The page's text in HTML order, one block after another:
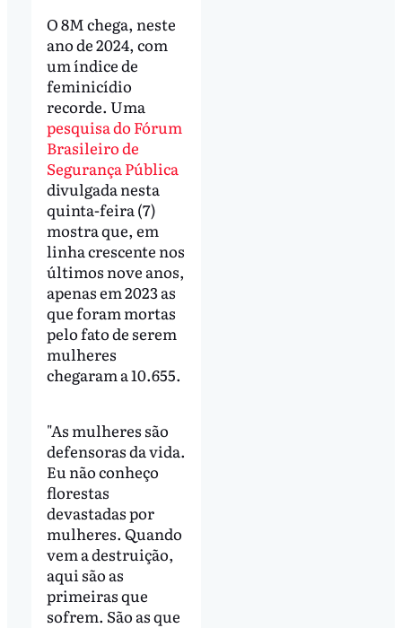
O 8M chega, neste
ano de 2024, com
um índice de
feminicídio
recorde. Uma
pesquisa do Fórum
Brasileiro de
Segurança Pública
divulgada nesta
quinta-feira (7)
mostra que, em
linha crescente nos
últimos nove anos,
apenas em 2023 as
que foram mortas
pelo fato de serem
mulheres
chegaram a 10.655.
"As mulheres são
defensoras da vida.
Eu não conheço
florestas
devastadas por
mulheres. Quando
vem a destruição,
aqui são as
primeiras que
sofrem. São as que